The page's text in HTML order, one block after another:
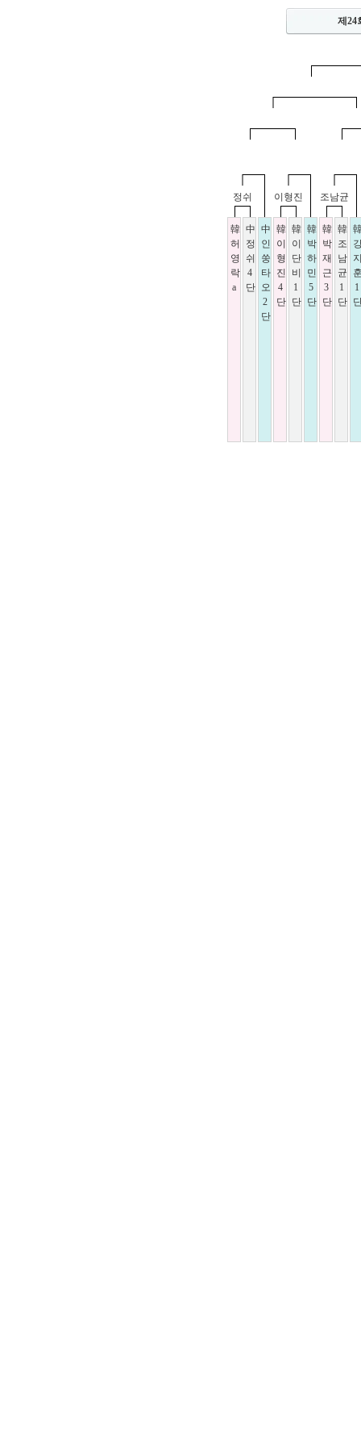
제24
정쉬
韓
허
영
락
a
中
정
쉬
4
단
中
인
쑹
타
오
2
단
이형진
韓
이
형
진
4
단
韓
이
단
비
1
단
韓
박
하
민
5
단
조남균
韓
박
재
근
3
단
韓
조
남
균
1
단
1